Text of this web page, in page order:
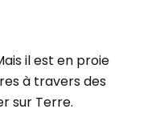
il est en proie
à travers des
sur Terre.